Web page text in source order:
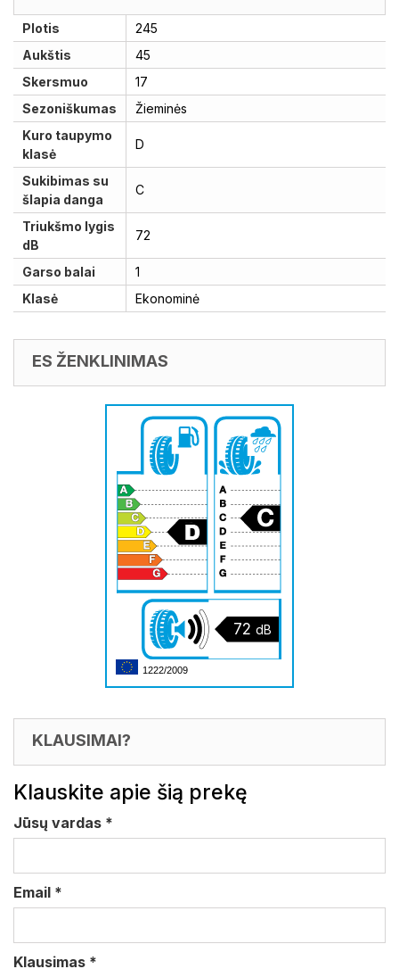
Plotis
245
Aukštis
45
Skersmuo
17
Sezoniškumas
Žieminės
Kuro taupymo
klasė
D
Sukibimas su
šlapia danga
C
Triukšmo lygis
dB
72
Garso balai
1
Klasė
Ekonominė
ES ŽENKLINIMAS
72 dB
1222/2009
KLAUSIMAI?
Klauskite apie šią prekę
Jūsų vardas *
Email *
Klausimas *